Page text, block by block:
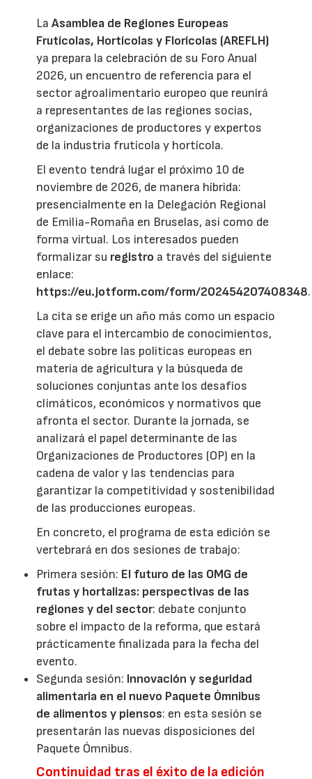
LaAsamblea de Regiones Europeas
Frutícolas, Hortícolas y Florícolas (AREFLH)
ya prepara la celebración de su Foro Anual
2026, un encuentro de referencia para el
sector agroalimentario europeo que reunirá
a representantes de las regiones socias,
organizaciones de productores y expertos
de la industria frutícola y hortícola.
El evento tendrá lugar el próximo 10 de
noviembre de 2026, de manera híbrida:
presencialmente en la Delegación Regional
de Emilia-Romaña en Bruselas, así como de
forma virtual. Los interesados pueden
formalizar su registro a través del siguiente
enlace:
https://eu.jotform.com/form/202454207408348.
La cita se erige un año más como un espacio
clave para el intercambio de conocimientos,
el debate sobre las políticas europeas en
materia de agricultura y la búsqueda de
soluciones conjuntas ante los desafíos
climáticos, económicos y normativos que
afronta el sector. Durante la jornada, se
analizará el papel determinante de las
Organizaciones de Productores (OP) en la
cadena de valor y las tendencias para
garantizar la competitividad y sostenibilidad
de las producciones europeas.
En concreto, el programa de esta edición se
vertebrará en dos sesiones de trabajo:
Primera sesión: El futuro de las OMG de
frutas y hortalizas: perspectivas de las
regiones y del sector: debate conjunto
sobre el impacto de la reforma, que estará
prácticamente finalizada para la fecha del
evento.
Segunda sesión: Innovación y seguridad
alimentaria en el nuevo Paquete Ómnibus
de alimentos y piensos: en esta sesión se
presentarán las nuevas disposiciones del
Paquete Ómnibus.
Continuidad tras el éxito de la edición